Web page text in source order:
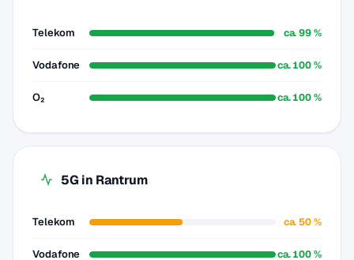
Telekom ca. 99 %
Vodafone ca. 100 %
O₂ ca. 100 %
5G in Rantrum
Telekom ca. 50 %
Vodafone ca. 100 %